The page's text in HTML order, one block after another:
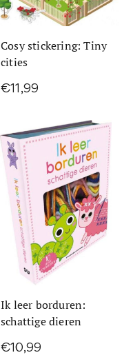
Cosy stickering: Tiny
cities
€11,99
Ik leer borduren:
schattige dieren
€10,99